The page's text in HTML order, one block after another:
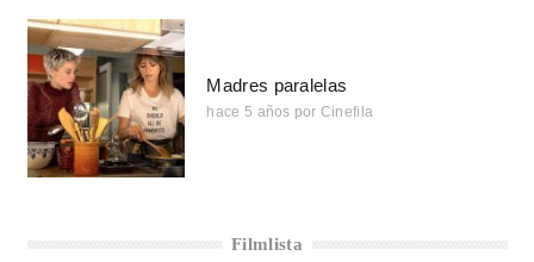
Madres paralelas
hace 5 años por Cinefila
Filmlista